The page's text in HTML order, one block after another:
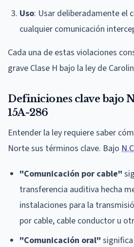
Uso: Usar deliberadamente el
cualquier comunicación
Cada una de estas violaciones
grave Clase H bajo la ley de
Definiciones clave bajo
15A-286
Entender la ley requiere saber
Norte sus términos clave. Bajo
"Comunicación por cable"
transferencia auditiva hecha
instalaciones para la
por cable, cable conductor u
"Comunicación oral"